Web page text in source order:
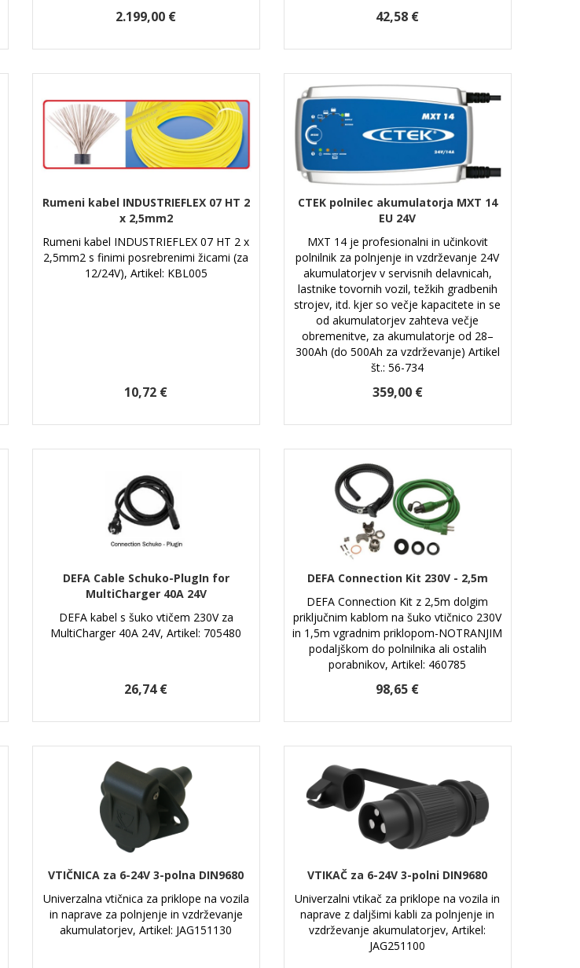
2.199,00 € 42,58 €
Rumeni kabel INDUSTRIEFLEX 07 HT 2
x 2,5mm2
Rumeni kabel INDUSTRIEFLEX 07 HT 2 x
2,5mm2 s finimi posrebrenimi žicami (za
12/24V), Artikel: KBL005
10,72 €
CTEK polnilec akumulatorja MXT 14
EU 24V
MXT 14 je profesionalni in učinkovit
polnilnik za polnjenje in vzdrževanje 24V
akumulatorjev v servisnih delavnicah,
lastnike tovornih vozil, težkih gradbenih
strojev, itd. kjer so večje kapacitete in se
od akumulatorjev zahteva večje
obremenitve, za akumulatorje od 28–
300Ah (do 500Ah za vzdrževanje) Artikel
št.: 56-734
359,00 €
DEFA Cable Schuko-PlugIn for
MultiCharger 40A 24V
DEFA kabel s šuko vtičem 230V za
MultiCharger 40A 24V, Artikel: 705480
26,74 €
DEFA Connection Kit 230V - 2,5m
DEFA Connection Kit z 2,5m dolgim
priključnim kablom na šuko vtičnico 230V
in 1,5m vgradnim priklopom-NOTRANJIM
podaljškom do polnilnika ali ostalih
porabnikov, Artikel: 460785
98,65 €
VTIČNICA za 6-24V 3-polna DIN9680
Univerzalna vtičnica za priklope na vozila
in naprave za polnjenje in vzdrževanje
akumulatorjev, Artikel: JAG151130
VTIKAČ za 6-24V 3-polni DIN9680
Univerzalni vtikač za priklope na vozila in
naprave z daljšimi kabli za polnjenje in
vzdrževanje akumulatorjev, Artikel:
JAG251100